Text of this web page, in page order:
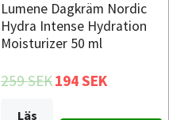
Lumene Dagkräm Nordic
Hydra Intense Hydration
Moisturizer 50 ml
259 SEK194 SEK
Läs